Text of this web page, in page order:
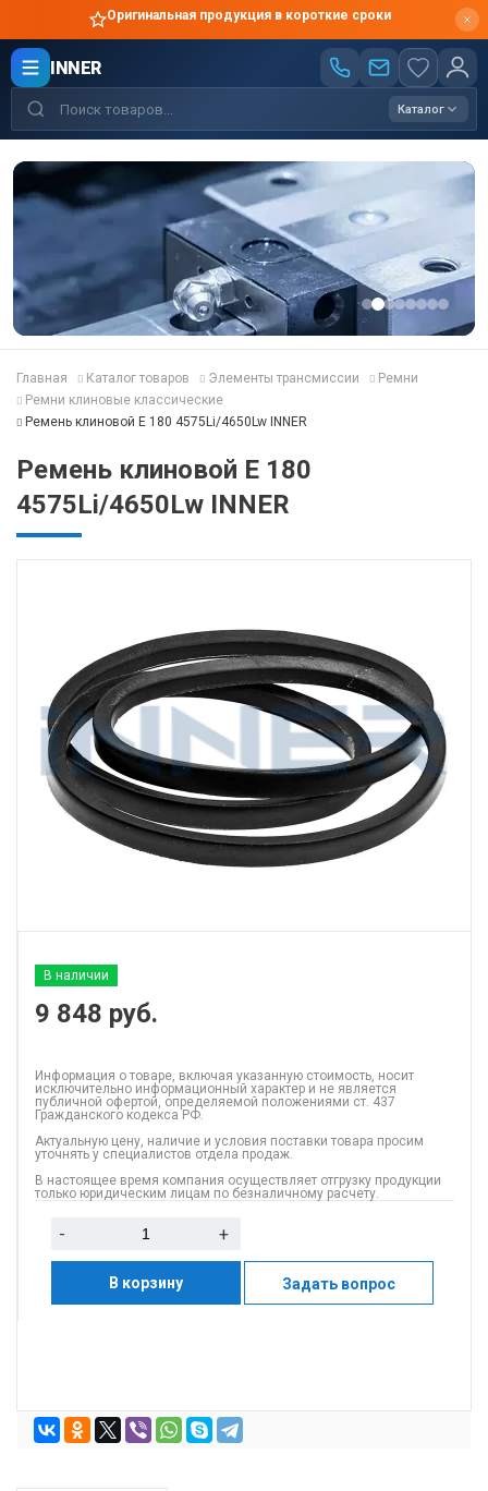
Оригинальная продукция в короткие сроки
INNER
Каталог
Главная Каталог товаров Элементы трансмиссии
Ремни
Ремни клиновые классические
Ремень клиновой E 180 4575Li/4650Lw INNER
Ремень клиновой E 180
4575Li/4650Lw INNER
В наличии
9 848 руб.
Информация о товаре, включая указанную стоимость, носит
исключительно информационный характер и не является
публичной офертой, определяемой положениями ст. 437
Гражданского кодекса РФ.
Актуальную цену, наличие и условия поставки товара просим
уточнять у специалистов отдела продаж.
В настоящее время компания осуществляет отгрузку продукции
только юридическим лицам по безналичному расчету.
- +
В корзину Задать вопрос